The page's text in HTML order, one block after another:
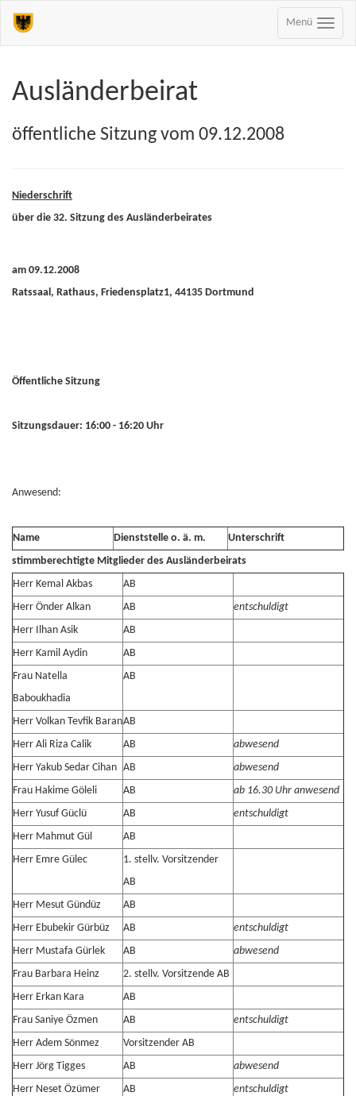
Menü
Ausländerbeirat
öffentliche Sitzung vom 09.12.2008
Niederschrift
über die 32. Sitzung des Ausländerbeirates
am 09.12.2008
Ratssaal, Rathaus, Friedensplatz1, 44135 Dortmund
Öffentliche Sitzung
Sitzungsdauer: 16:00 - 16:20 Uhr
Anwesend:
Name Dienststelle o. ä. m.
Unterschrift
stimmberechtigte Mitglieder des Ausländerbeirats
Herr Kemal Akbas
AB
Herr Önder Alkan
AB
entschuldigt
Herr Ilhan Asik
AB
Herr Kamil Aydin
AB
Frau Natella
Baboukhadia
AB
Herr Volkan Tevfik BaranAB
Herr Ali Riza Calik
AB
abwesend
Herr Yakub Sedar Cihan AB
abwesend
Frau Hakime Göleli
AB
ab 16.30 Uhr anwesend
Herr Yusuf Güclü
AB
entschuldigt
Herr Mahmut Gül
AB
Herr Emre Gülec
1. stellv. Vorsitzender
AB
Herr Mesut Gündüz
AB
Herr Ebubekir Gürbüz
AB
entschuldigt
Herr Mustafa Gürlek
AB
abwesend
Frau Barbara Heinz
2. stellv. Vorsitzende AB
Herr Erkan Kara
AB
Frau Saniye Özmen
AB
entschuldigt
Herr Adem Sönmez
Vorsitzender AB
Herr Jörg Tigges
AB
abwesend
Herr Neset Özümer
AB
entschuldigt